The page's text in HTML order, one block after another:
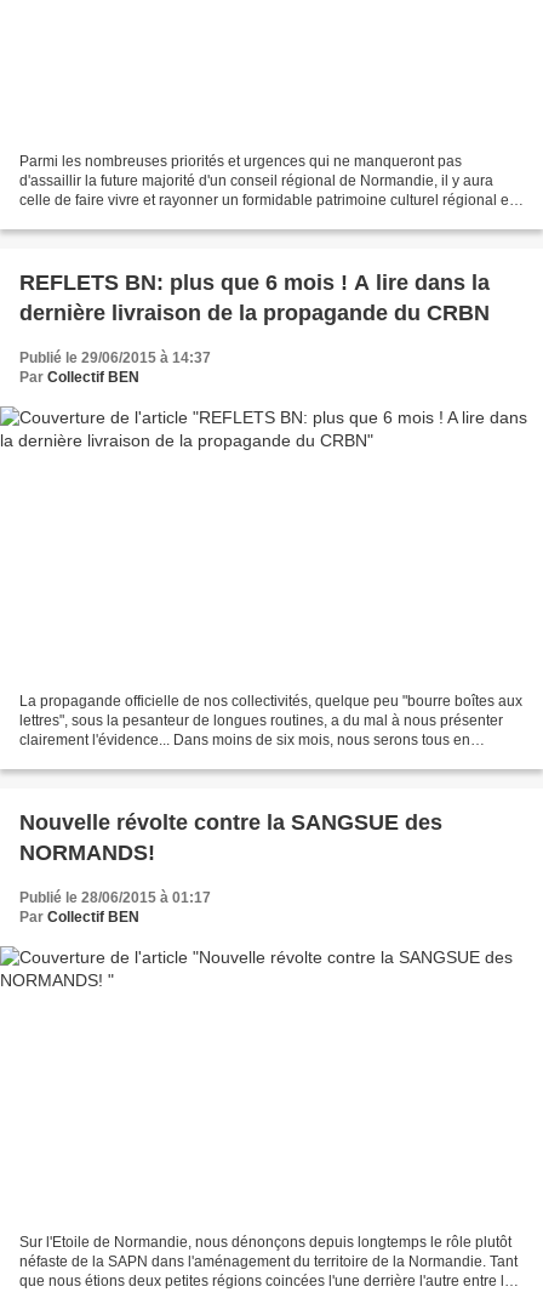
Parmi les nombreuses priorités et urgences qui ne manqueront pas
d'assaillir la future majorité d'un conseil régional de Normandie, il y aura
celle de faire vivre et rayonner un formidable patrimoine culturel régional et
REFLETS BN: plus que 6 mois ! A lire dans la
dernière livraison de la propagande du CRBN
Publié le 29/06/2015 à 14:37
Par Collectif BEN
La propagande officielle de nos collectivités, quelque peu "bourre boîtes aux
lettres", sous la pesanteur de longues routines, a du mal à nous présenter
clairement l'évidence... Dans moins de six mois, nous serons tous en
Nouvelle révolte contre la SANGSUE des
NORMANDS!
Publié le 28/06/2015 à 01:17
Par Collectif BEN
Sur l'Etoile de Normandie, nous dénonçons depuis longtemps le rôle plutôt
néfaste de la SAPN dans l'aménagement du territoire de la Normandie. Tant
que nous étions deux petites régions coincées l'une derrière l'autre entre la